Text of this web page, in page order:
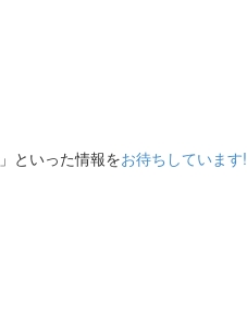
といった情報をお待ちしています!